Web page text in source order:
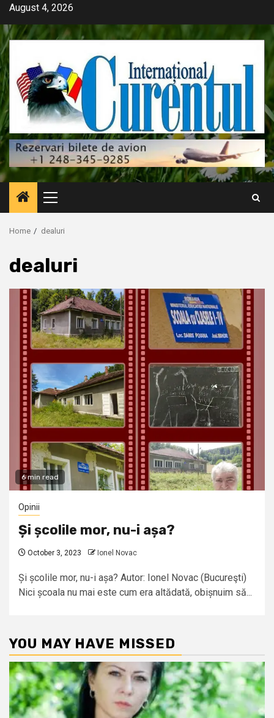
Skip
content
August 4, 2026
Primary
Menu
Home dealuri
dealuri
6 min read
Opinii
Și școlile mor, nu-i așa?
October 3, 2023 Ionel Novac
Și școlile mor, nu-i așa? Autor: Ionel Novac (Bucureşti)
Nici școala nu mai este cum era altădată, obișnuim să...
YOU MAY HAVE MISSED